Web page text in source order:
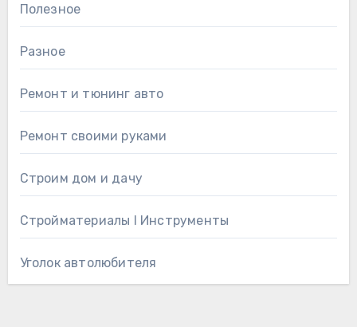
Полезное
Разное
Ремонт и тюнинг авто
Ремонт своими руками
Строим дом и дачу
Стройматериалы l Инструменты
Уголок автолюбителя